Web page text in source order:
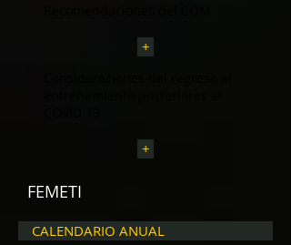
+
+
FEMETI
CALENDARIO ANUAL